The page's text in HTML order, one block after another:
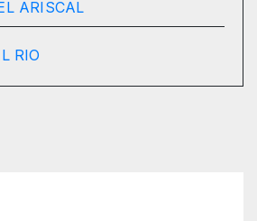
ARISCAL
RIO